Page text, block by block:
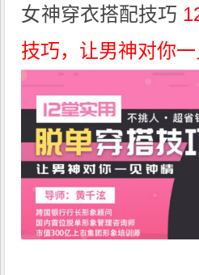
女神穿衣搭配技巧
技巧，让男神对你